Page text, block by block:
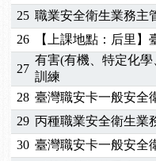
2025/04/28【進修課程
2025/01/21「高壓氣體
訓測驗
2025/01/15【線上課程
2026/07/15
【免費研習
2026/07/08【中心公告
2026/05/06【產業人才投
2026/04/24【製程安全評
2025/11/11 【中心公告
25 職業安全衛生業務主
26 【上課地點：后里
27
有害(有機、特定化
訓練
28 臺灣職安卡一般安全
29 丙種職業安全衛生業
30 臺灣職安卡一般安全